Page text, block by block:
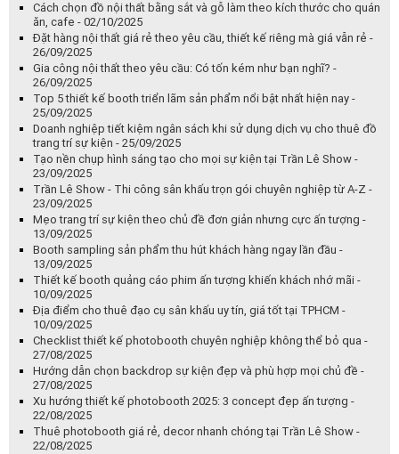
Cách chọn đồ nội thất bằng sắt và gỗ làm theo kích thước cho quán
ăn, cafe - 02/10/2025
Đặt hàng nội thất giá rẻ theo yêu cầu, thiết kế riêng mà giá vẫn rẻ -
26/09/2025
Gia công nội thất theo yêu cầu: Có tốn kém như bạn nghĩ? -
26/09/2025
Top 5 thiết kế booth triển lãm sản phẩm nổi bật nhất hiện nay -
25/09/2025
Doanh nghiệp tiết kiệm ngân sách khi sử dụng dịch vụ cho thuê đồ
trang trí sự kiện - 25/09/2025
Tạo nền chụp hình sáng tạo cho mọi sự kiện tại Trần Lê Show -
23/09/2025
Trần Lê Show - Thi công sân khấu trọn gói chuyên nghiệp từ A-Z -
23/09/2025
Mẹo trang trí sự kiện theo chủ đề đơn giản nhưng cực ấn tượng -
13/09/2025
Booth sampling sản phẩm thu hút khách hàng ngay lần đầu -
13/09/2025
Thiết kế booth quảng cáo phim ấn tượng khiến khách nhớ mãi -
10/09/2025
Địa điểm cho thuê đạo cụ sân khấu uy tín, giá tốt tại TPHCM -
10/09/2025
Checklist thiết kế photobooth chuyên nghiệp không thể bỏ qua -
27/08/2025
Hướng dẫn chọn backdrop sự kiện đẹp và phù hợp mọi chủ đề -
27/08/2025
Xu hướng thiết kế photobooth 2025: 3 concept đẹp ấn tượng -
22/08/2025
Thuê photobooth giá rẻ, decor nhanh chóng tại Trần Lê Show -
22/08/2025